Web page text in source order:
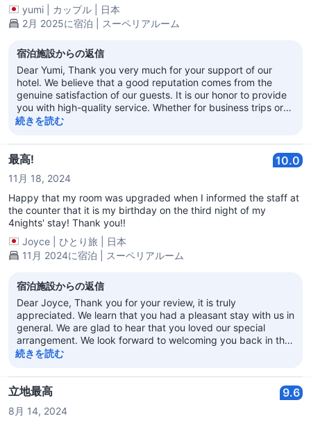
yumi
カップル
日本
2月 2025に宿泊 | スーペリアルーム
宿泊施設からの返信
Dear Yumi, Thank you very much for your support of our
hotel. We believe that a good reputation comes from the
genuine satisfaction of our guests. It is our honor to provide
you with high-quality service. Whether for business trips or
leisure travel, we welcome you to choose our hotel again! We
続きを読む
最高! 10.0
11月 18, 2024
Happy that my room was upgraded when I informed the staff at
the counter that it is my birthday on the third night of my
4nights' stay! Thank you!!
Joyce
ひとり旅
日本
11月 2024に宿泊 | スーペリアルーム
宿泊施設からの返信
Dear Joyce, Thank you for your review, it is truly
appreciated. We learn that you had a pleasant stay with us in
general. We are glad to hear that you loved our special
arrangement. We look forward to welcoming you back in the
not too distant future. With best regards Regal Kowloon Hotel
続きを読む
立地最高 9.6
8月 14, 2024